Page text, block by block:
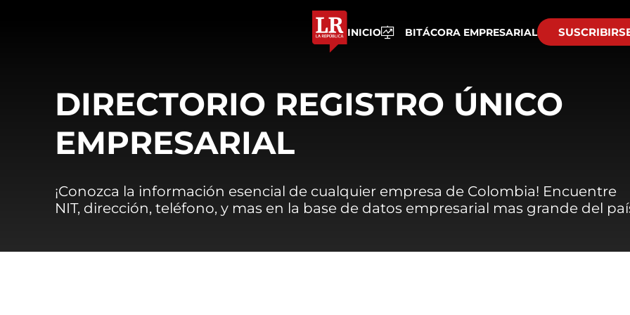
INICIO BITÁCORA EMPRESARIAL
DIRECTORIO REGISTRO ÚNICO
EMPRESARIAL
¡Conozca la información esencial de cualquier empresa de Colombia! Encuentre
NIT, dirección, teléfono, y mas en la base de datos empresarial mas grande del